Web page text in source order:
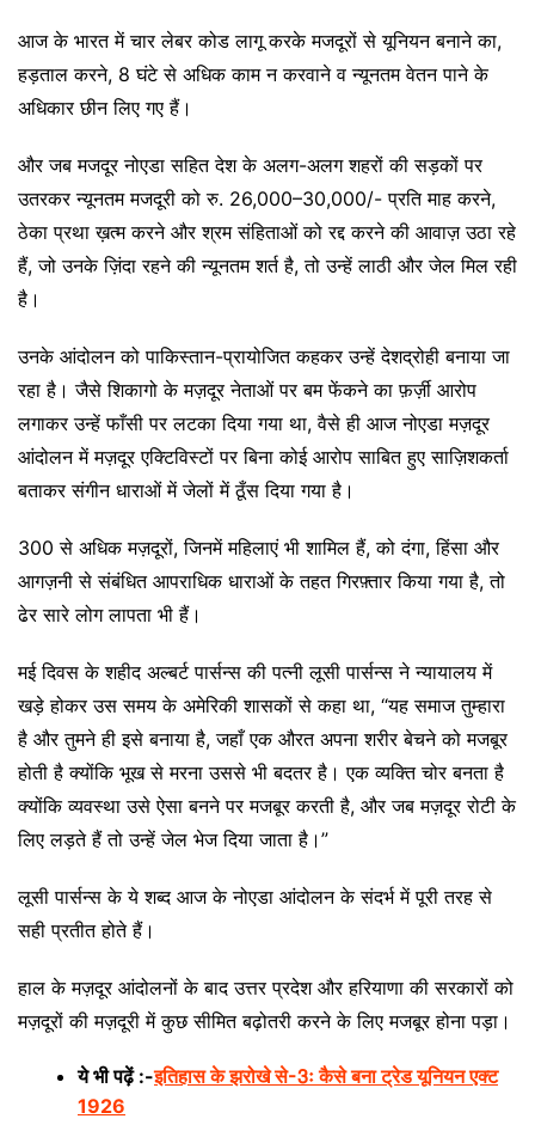
आज के भारत में चार लेबर कोड लागू करके मजदूरों से यूनियन बनाने का,
हड़ताल करने, 8 घंटे से अधिक काम न करवाने व न्यूनतम वेतन पाने के
अधिकार छीन लिए गए हैं।
और जब मजदूर नोएडा सहित देश के अलग-अलग शहरों की सड़कों पर
उतरकर न्यूनतम मजदूरी को रु. 26,000–30,000/- प्रति माह करने,
ठेका प्रथा ख़त्म करने और श्रम संहिताओं को रद्द करने की आवाज़ उठा रहे
हैं, जो उनके ज़िंदा रहने की न्यूनतम शर्त है, तो उन्हें लाठी और जेल मिल रही
है।
उनके आंदोलन को पाकिस्तान-प्रायोजित कहकर उन्हें देशद्रोही बनाया जा
रहा है। जैसे शिकागो के मज़दूर नेताओं पर बम फेंकने का फ़र्ज़ी आरोप
लगाकर उन्हें फाँसी पर लटका दिया गया था, वैसे ही आज नोएडा मज़दूर
आंदोलन में मज़दूर एक्टिविस्टों पर बिना कोई आरोप साबित हुए साज़िशकर्ता
बताकर संगीन धाराओं में जेलों में ठूँस दिया गया है।
300 से अधिक मज़दूरों, जिनमें महिलाएं भी शामिल हैं, को दंगा, हिंसा और
आगज़नी से संबंधित आपराधिक धाराओं के तहत गिरफ़्तार किया गया है, तो
ढेर सारे लोग लापता भी हैं।
मई दिवस के शहीद अल्बर्ट पार्सन्स की पत्नी लूसी पार्सन्स ने न्यायालय में
खड़े होकर उस समय के अमेरिकी शासकों से कहा था, “यह समाज तुम्हारा
है और तुमने ही इसे बनाया है, जहाँ एक औरत अपना शरीर बेचने को मजबूर
होती है क्योंकि भूख से मरना उससे भी बदतर है। एक व्यक्ति चोर बनता है
क्योंकि व्यवस्था उसे ऐसा बनने पर मजबूर करती है, और जब मज़दूर रोटी के
लिए लड़ते हैं तो उन्हें जेल भेज दिया जाता है।”
लूसी पार्सन्स के ये शब्द आज के नोएडा आंदोलन के संदर्भ में पूरी तरह से
सही प्रतीत होते हैं।
हाल के मज़दूर आंदोलनों के बाद उत्तर प्रदेश और हरियाणा की सरकारों को
मज़दूरों की मज़दूरी में कुछ सीमित बढ़ोतरी करने के लिए मजबूर होना पड़ा।
ये भी पढ़ें :-इतिहास के झरोखे से-3ः कैसे बना ट्रेड यूनियन एक्ट
1926